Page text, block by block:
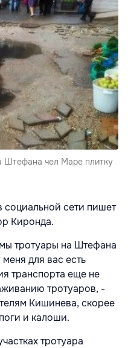
Штефана чел Маре плитку
социальной сети пишет
Киронда.
тротуары на Штефана
для вас есть
транспорта еще не
тротуаров, -
Кишинева, скорее
и калоши.
тротуара